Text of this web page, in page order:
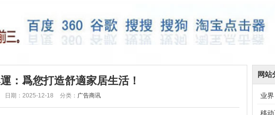
：爲您打造舒適家居生活！
日期：2025-12-18 分类： 广告商讯
网站
业界
移